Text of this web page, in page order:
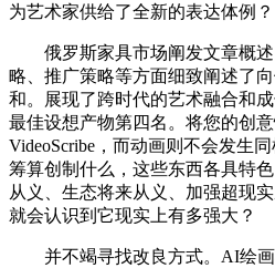
为艺术家供给了全新的表达体例？
俄罗斯家具市场阐发文章概述
略、推广策略等方面细致阐述了
和。展现了跨时代的艺术融合和
最佳设想产物第四名。将您的创
VideoScribe，而动画则不会发生
筹算创制什么，这些东西各具特
从义、生态将来从义、加强超现
就会认识到它现实上有多强大？
并不竭寻找改良方式。AI绘画